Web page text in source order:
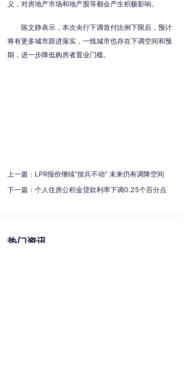
义，对房地产市场和地产股等都会产生积极影响。
陈文静表示，本次央行下调首付比例下限后，预计
将有更多城市跟进落实，一线城市也存在下调空间和预
期，进一步降低购房者置业门槛。
上一篇： LPR报价继续“按兵不动” 未来仍有调降空间
下一篇： 个人住房公积金贷款利率下调0.25个百分点
热门资讯